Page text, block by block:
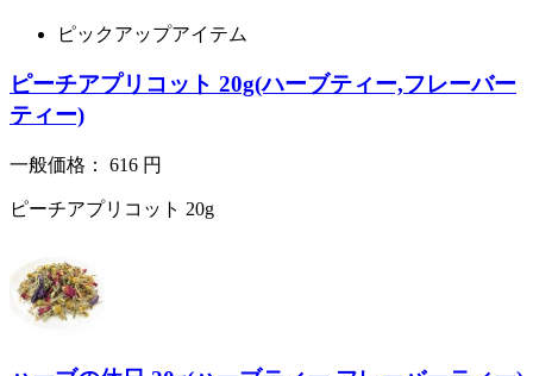
ピックアップアイテム
ピーチアプリコット 20g(ハーブティー,フレーバー
ティー)
一般価格： 616 円
ピーチアプリコット 20g